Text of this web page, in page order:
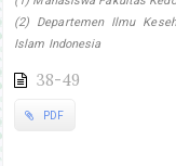
(2) Departemen Ilmu
Islam Indonesia
38-49
PDF